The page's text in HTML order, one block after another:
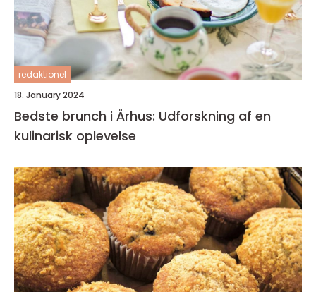
redaktionel
18. January 2024
Bedste brunch i Århus: Udforskning af en
kulinarisk oplevelse